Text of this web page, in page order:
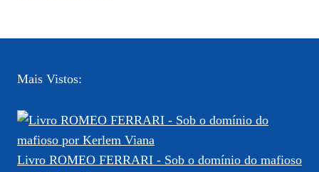
Mais Vistos:
Livro ROMEO FERRARI - Sob o domínio do mafioso